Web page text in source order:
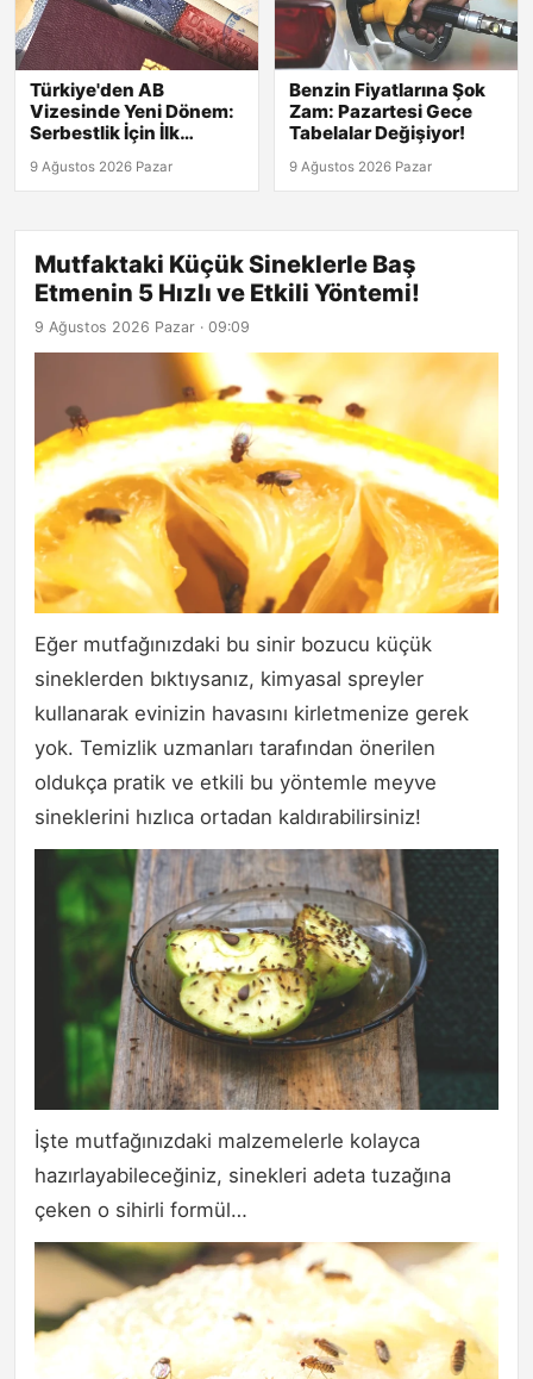
Türkiye'den AB
Vizesinde Yeni Dönem:
Serbestlik İçin İlk
9 Ağustos 2026 Pazar
Benzin Fiyatlarına Şok
Zam: Pazartesi Gece
Tabelalar Değişiyor!
9 Ağustos 2026 Pazar
Mutfaktaki Küçük Sineklerle Baş
Etmenin 5 Hızlı ve Etkili Yöntemi!
9 Ağustos 2026 Pazar · 09:09
Eğer mutfağınızdaki bu sinir bozucu küçük
sineklerden bıktıysanız, kimyasal spreyler
kullanarak evinizin havasını kirletmenize gerek
yok. Temizlik uzmanları tarafından önerilen
oldukça pratik ve etkili bu yöntemle meyve
sineklerini hızlıca ortadan kaldırabilirsiniz!
İşte mutfağınızdaki malzemelerle kolayca
hazırlayabileceğiniz, sinekleri adeta tuzağına
çeken o sihirli formül…